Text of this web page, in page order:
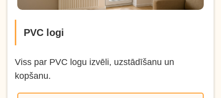
PVC logi
Viss par PVC logu izvēli, uzstādīšanu un
kopšanu.